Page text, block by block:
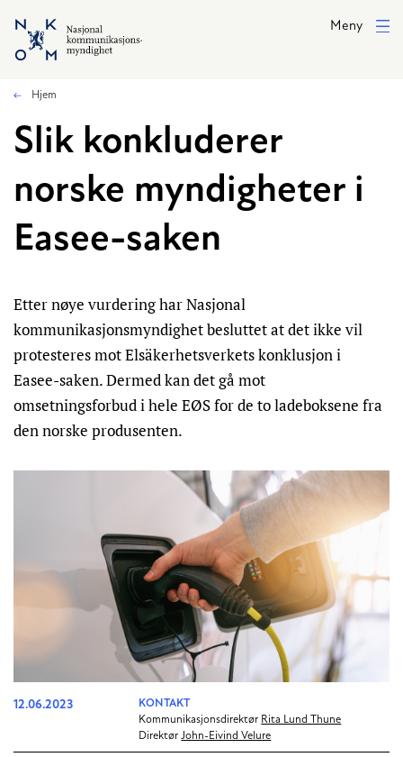
Hopp til hovedinnhold
Meny
Hjem
Slik konkluderer
norske myndigheter i
Easee-saken
Etter nøye vurdering har Nasjonal
kommunikasjonsmyndighet besluttet at det ikke vil
protesteres mot Elsäkerhetsverkets konklusjon i
Easee-saken. Dermed kan det gå mot
omsetningsforbud i hele EØS for de to ladeboksene fra
den norske produsenten.
12.06.2023
KONTAKT
Kommunikasjonsdirektør Rita Lund Thune
Direktør John-Eivind Velure